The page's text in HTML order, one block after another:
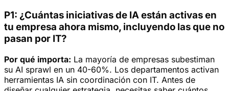
P1: ¿Cuántas iniciativas de IA están activas en
tu empresa ahora mismo, incluyendo las que no
pasan por IT?
Por qué importa: La mayoría de empresas subestiman
su AI sprawl en un 40-60%. Los departamentos activan
herramientas IA sin coordinación con IT. Antes de